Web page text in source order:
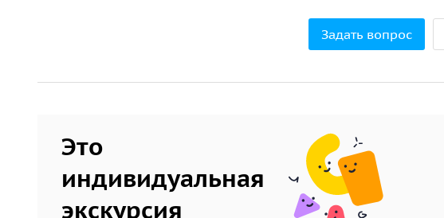
крепость Агра Форт, являющуюся сокровищницей истории
Задать вопрос
Это
индивидуальная
экскурсия